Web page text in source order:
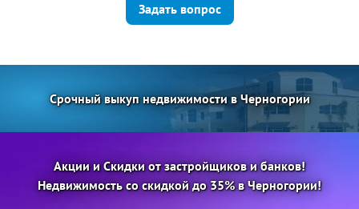
Задать вопрос
Срочный выкуп недвижимости в Черногории
Акции и Скидки от застройщиков и банков!
Недвижимость со скидкой до 35% в Черногории!